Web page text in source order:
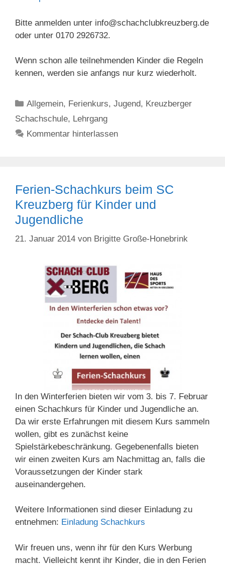
Bitte anmelden unter info@schachclubkreuzberg.de
oder unter 0170 2926732.
Wenn schon alle teilnehmenden Kinder die Regeln
kennen, werden sie anfangs nur kurz wiederholt.
Kategorien
Allgemein, Ferienkurs,Jugend, Kreuzberger
Schachschule, Lehrgang
Kommentar hinterlassen
Ferien-Schachkurs beim SC
Kreuzberg für Kinder und
Jugendliche
21. Januar 2014 von Brigitte Große-Honebrink
In den Winterferien bieten wir vom 3. bis 7. Februar
einen Schachkurs für Kinder und Jugendliche an.
Da wir erste Erfahrungen mit diesem Kurs sammeln
wollen, gibt es zunächst keine
Spielstärkebeschränkung. Gegebenenfalls bieten
wir einen zweiten Kurs am Nachmittag an, falls die
Voraussetzungen der Kinder stark
auseinandergehen.
Weitere Informationen sind dieser Einladung zu
entnehmen: Einladung Schachkurs
Wir freuen uns, wenn ihr für den Kurs Werbung
macht. Vielleicht kennt ihr Kinder, die in den Ferien